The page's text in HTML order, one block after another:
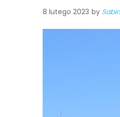
8 lutego 2023 by